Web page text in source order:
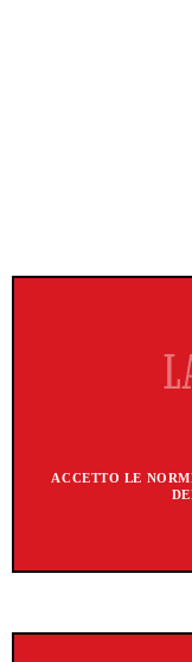
ACCETTO LE